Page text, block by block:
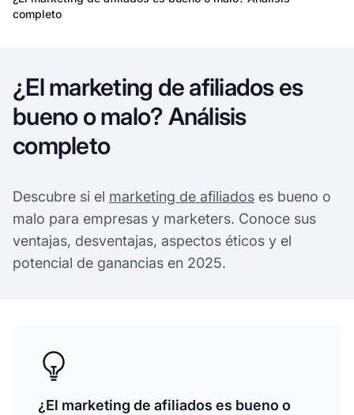
completo
¿El marketing de afiliados es
bueno o malo? Análisis
completo
Descubre si el marketing de afiliados es bueno o
malo para empresas y marketers. Conoce sus
ventajas, desventajas, aspectos éticos y el
potencial de ganancias en 2025.
¿El marketing de afiliados es bueno o